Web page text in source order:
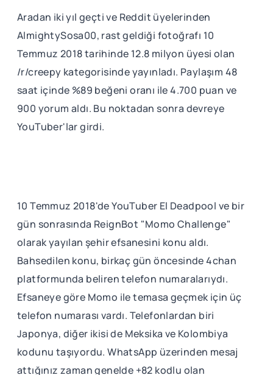
Aradan iki yıl geçti ve Reddit üyelerinden
AlmightySosa00, rast geldiği fotoğrafı 10
Temmuz 2018 tarihinde 12.8 milyon üyesi olan
/r/creepy kategorisinde yayınladı. Paylaşım 48
saat içinde %89 beğeni oranı ile 4.700 puan ve
900 yorum aldı. Bu noktadan sonra devreye
YouTuber'lar girdi.
10 Temmuz 2018'de YouTuber El Deadpool ve bir
gün sonrasında ReignBot "Momo Challenge"
olarak yayılan şehir efsanesini konu aldı.
Bahsedilen konu, birkaç gün öncesinde 4chan
platformunda beliren telefon numaralarıydı.
Efsaneye göre Momo ile temasa geçmek için üç
telefon numarası vardı. Telefonlardan biri
Japonya, diğer ikisi de Meksika ve Kolombiya
kodunu taşıyordu. WhatsApp üzerinden mesaj
attığınız zaman genelde +82 kodlu olan